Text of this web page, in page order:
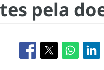
pela